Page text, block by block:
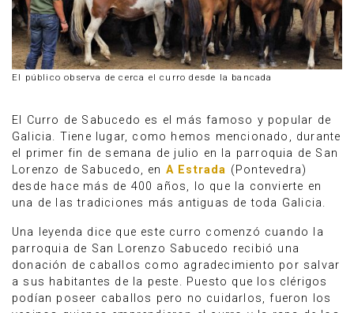
El público observa de cerca el curro desde la bancada
El Curro de Sabucedo es el más famoso y popular de
Galicia. Tiene lugar, como hemos mencionado, durante
el primer fin de semana de julio en la parroquia de San
Lorenzo de Sabucedo, en A Estrada (Pontevedra)
desde hace más de 400 años, lo que la convierte en
una de las tradiciones más antiguas de toda Galicia.
Una leyenda dice que este curro comenzó cuando la
parroquia de San Lorenzo Sabucedo recibió una
donación de caballos como agradecimiento por salvar
a sus habitantes de la peste. Puesto que los clérigos
podían poseer caballos pero no cuidarlos, fueron los